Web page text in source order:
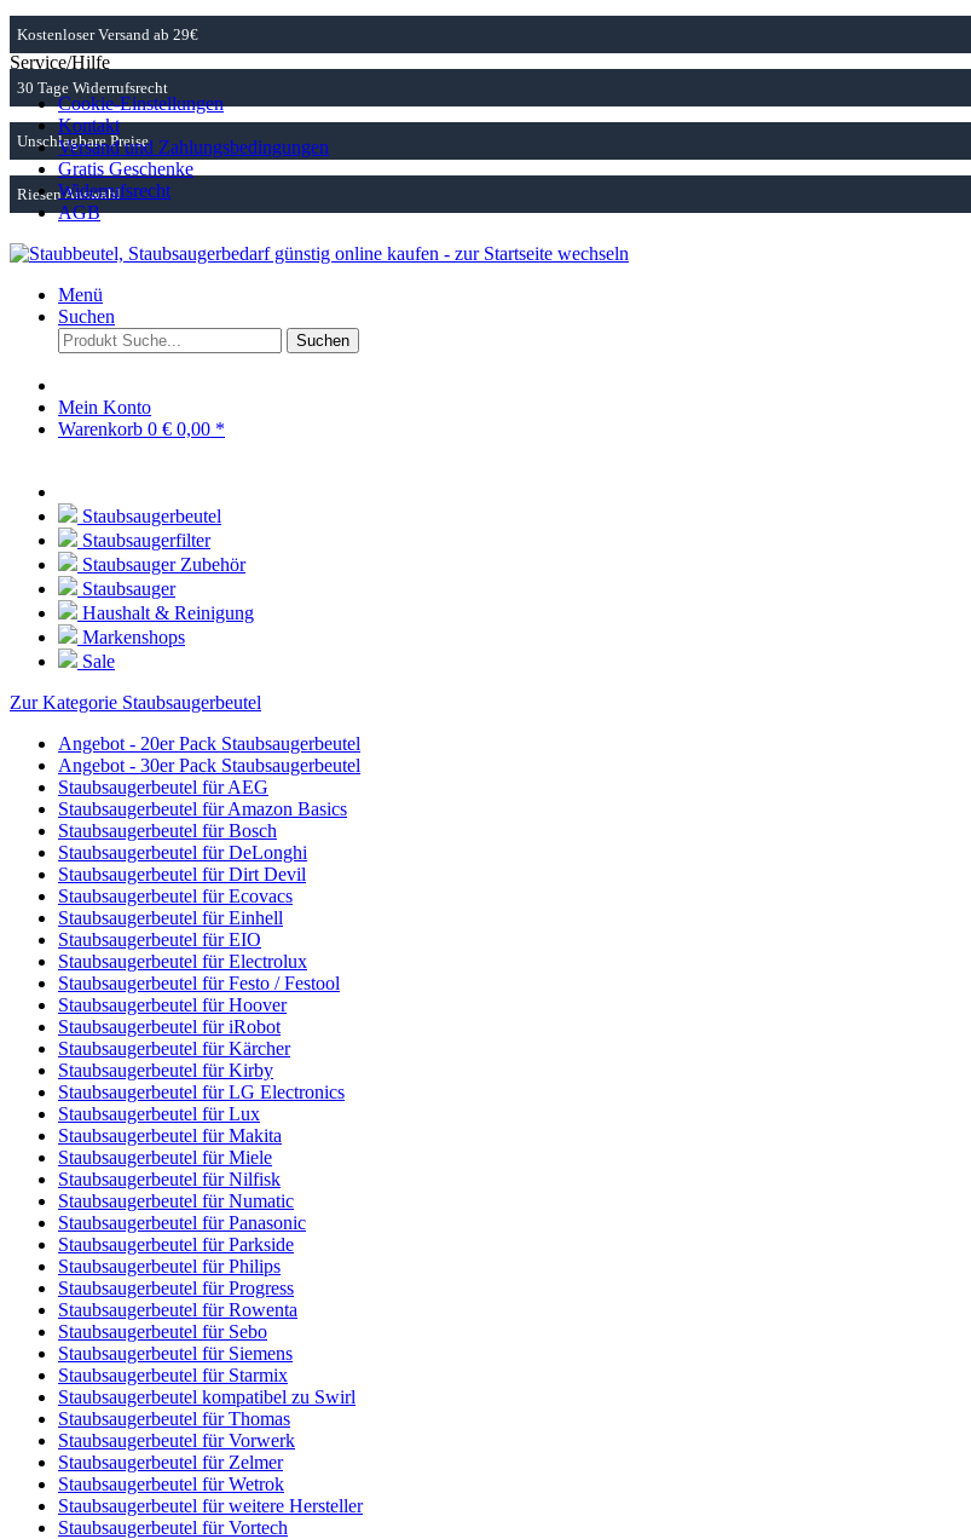
Kostenloser Versand ab 29€
30 Tage Widerrufsrecht
Unschlagbare Preise
Riesen Auswahl
Service/Hilfe
Cookie-Einstellungen
Kontakt
Versand und Zahlungsbedingungen
Gratis Geschenke
Widerrufsrecht
AGB
Menü
Suchen
Suchen
Mein Konto
Warenkorb 0 € 0,00 *
Staubsaugerbeutel
Staubsaugerfilter
Staubsauger Zubehör
Staubsauger
Haushalt & Reinigung
Markenshops
Sale
Zur Kategorie Staubsaugerbeutel
Angebot - 20er Pack Staubsaugerbeutel
Angebot - 30er Pack Staubsaugerbeutel
Staubsaugerbeutel für AEG
Staubsaugerbeutel für Amazon Basics
Staubsaugerbeutel für Bosch
Staubsaugerbeutel für DeLonghi
Staubsaugerbeutel für Dirt Devil
Staubsaugerbeutel für Ecovacs
Staubsaugerbeutel für Einhell
Staubsaugerbeutel für EIO
Staubsaugerbeutel für Electrolux
Staubsaugerbeutel für Festo / Festool
Staubsaugerbeutel für Hoover
Staubsaugerbeutel für iRobot
Staubsaugerbeutel für Kärcher
Staubsaugerbeutel für Kirby
Staubsaugerbeutel für LG Electronics
Staubsaugerbeutel für Lux
Staubsaugerbeutel für Makita
Staubsaugerbeutel für Miele
Staubsaugerbeutel für Nilfisk
Staubsaugerbeutel für Numatic
Staubsaugerbeutel für Panasonic
Staubsaugerbeutel für Parkside
Staubsaugerbeutel für Philips
Staubsaugerbeutel für Progress
Staubsaugerbeutel für Rowenta
Staubsaugerbeutel für Sebo
Staubsaugerbeutel für Siemens
Staubsaugerbeutel für Starmix
Staubsaugerbeutel kompatibel zu Swirl
Staubsaugerbeutel für Thomas
Staubsaugerbeutel für Vorwerk
Staubsaugerbeutel für Zelmer
Staubsaugerbeutel für Wetrok
Staubsaugerbeutel für weitere Hersteller
Staubsaugerbeutel für Vortech